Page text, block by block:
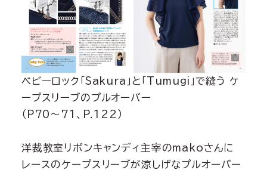
ベビーロック「Sakura」と「Tumugi」で縫う ケ
ープスリーブのプルオーバー
（P70～71、P.122）
洋裁教室リボンキャンディ主宰のmakoさんに
レースのケープスリーブが涼しげなプルオーバー